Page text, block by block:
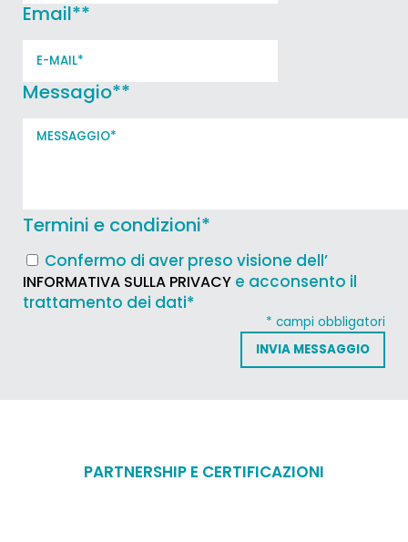
Email**
Messagio**
Termini e condizioni*
Confermo di aver preso visione dell’
INFORMATIVA SULLA PRIVACY e acconsento il
trattamento dei dati*
* campi obbligatori
PARTNERSHIP E CERTIFICAZIONI